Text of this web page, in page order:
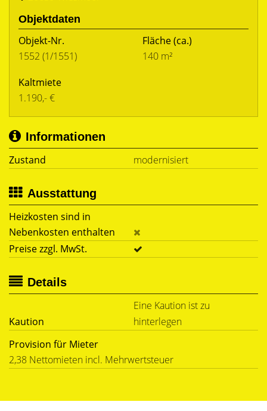
Objektdaten
Objekt-Nr.
1552 (1/1551)
Fläche(ca.)
140 m²
Kaltmiete
1.190,- €
Informationen
Zustand
modernisiert
Ausstattung
Heizkosten sind in
Nebenkosten enthalten
Preise zzgl. MwSt.
Details
Kaution
Eine Kaution ist zu
hinterlegen
Provision für Mieter
2,38 Nettomieten incl. Mehrwertsteuer